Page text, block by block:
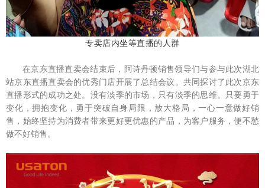
专卖店内坐等直播的人群
在京东直播直卖会结束后，阿诗丹顿销售领导们与参与此次湖北
站京东直播直卖会的优秀门店开展了总结会议。共同探讨了此次京东
直播形式的成功之处。没有淡季的市场，只有淡季的思维。只要勇于
变化，拥抱变化，勇于突破自身局限，放大格局，一心一意做好销
售，始终坚持为消费者带来更好更优惠的产品，为客户服务，便不愁
做不好销售。